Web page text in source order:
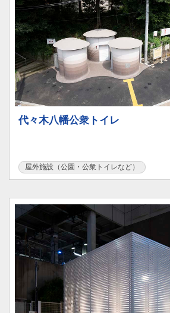
代々木八幡公衆トイレ
屋外施設（公園・公衆トイレなど）